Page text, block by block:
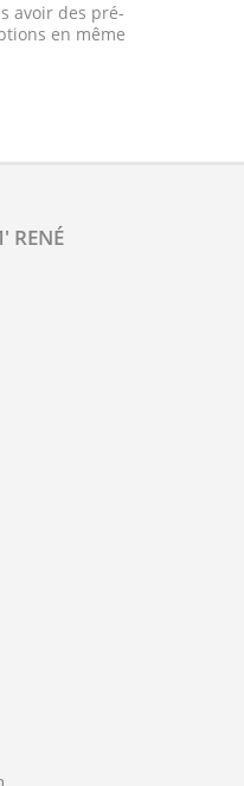
avoir des pré-
en même
RENÉ